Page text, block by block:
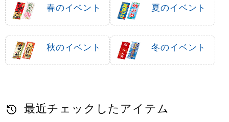
春のイベント 夏のイベント
秋のイベント 冬のイベント
最近チェックしたアイテム